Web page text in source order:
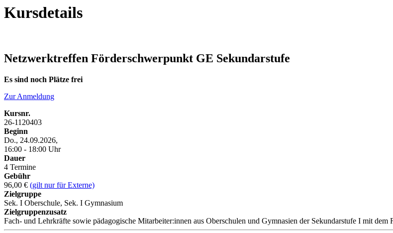
Kursdetails
Netzwerktreffen Förderschwerpunkt GE Sekundarstufe
Es sind noch Plätze frei
Zur Anmeldung
Kursnr.
26-1120403
Beginn
Do., 24.09.2026,
16:00 - 18:00 Uhr
Dauer
4 Termine
Gebühr
96,00 € (gilt nur für Externe)
Zielgruppe
Sek. I Oberschule, Sek. I Gymnasium
Zielgruppenzusatz
Fach- und Lehrkräfte sowie pädagogische Mitarbeiter:innen aus Oberschulen und Gymnasien der Sekundarstufe I mit